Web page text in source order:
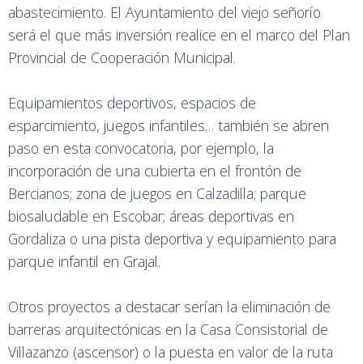
abastecimiento. El Ayuntamiento del viejo señorío
será el que más inversión realice en el marco del Plan
Provincial de Cooperación Municipal.
Equipamientos deportivos, espacios de
esparcimiento, juegos infantiles… también se abren
paso en esta convocatoria, por ejemplo, la
incorporación de una cubierta en el frontón de
Bercianos; zona de juegos en Calzadilla; parque
biosaludable en Escobar; áreas deportivas en
Gordaliza o una pista deportiva y equipamiento para
parque infantil en Grajal.
Otros proyectos a destacar serían la eliminación de
barreras arquitectónicas en la Casa Consistorial de
Villazanzo (ascensor) o la puesta en valor de la ruta